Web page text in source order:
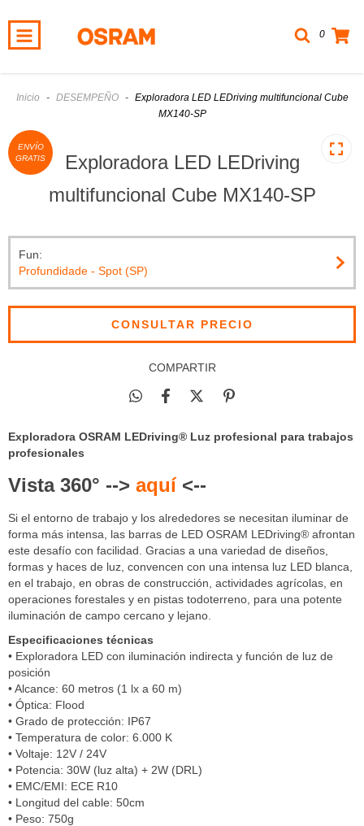
0
Inicio - DESEMPEÑO -
Exploradora LED LEDriving multifuncional Cube
MX140-SP
ENVÍO
GRATIS
Exploradora LED LEDriving
multifuncional Cube MX140-SP
Fun:
Profundidade - Spot (SP)
COMPARTIR
Exploradora OSRAM LEDriving® Luz profesional para trabajos
profesionales
Vista 360° --> aquí<--
Si el entorno de trabajo y los alrededores se necesitan iluminar de
forma más intensa, las barras de LED OSRAM LEDriving® afrontan
este desafío con facilidad. Gracias a una variedad de diseños,
formas y haces de luz, convencen con una intensa luz LED blanca,
en el trabajo, en obras de construcción, actividades agrícolas, en
operaciones forestales y en pistas todoterreno, para una potente
iluminación de campo cercano y lejano.
Especificaciones técnicas
• Exploradora LED con iluminación indirecta y función de luz de
posición
• Alcance: 60 metros (1 lx a 60 m)
• Óptica: Flood
• Grado de protección: IP67
• Temperatura de color: 6.000 K
• Voltaje: 12V / 24V
• Potencia: 30W (luz alta) + 2W (DRL)
• EMC/EMI: ECE R10
• Longitud del cable: 50cm
• Peso: 750g